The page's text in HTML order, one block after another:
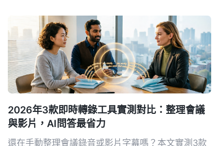
2026年3款即時轉錄工具實測對比：整理會議
與影片，AI問答最省力
還在手動整理會議錄音或影片字幕嗎？本文實測3款